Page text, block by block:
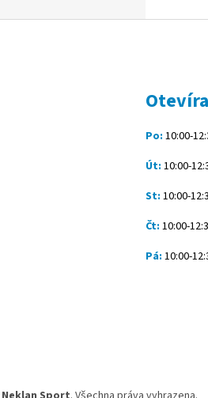
Po: 10:00-
Út: 10:00-
St: 10:00-
Čt: 10:00-
Pá: 10:00-